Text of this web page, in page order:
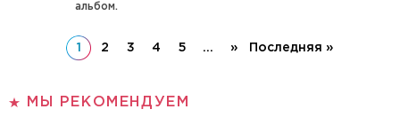
альбом.
1 2 3 4 5 ... » Последняя »
МЫ РЕКОМЕНДУЕМ